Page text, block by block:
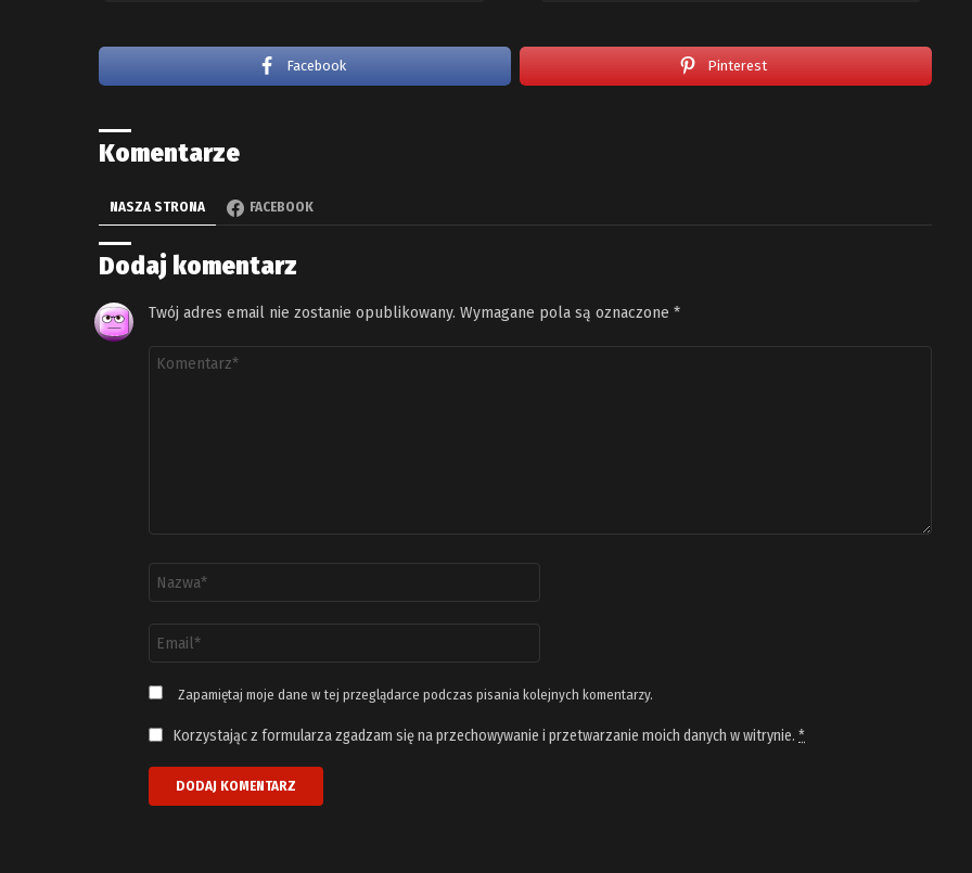
Facebook Pinterest
Komentarze
NASZA STRONA FACEBOOK
Dodaj komentarz
Twój adres email nie zostanie opublikowany. Wymagane pola są oznaczone *
Komentarz
email
*
Zapamiętaj moje dane w tej przeglądarce podczas pisania kolejnych komentarzy.
Korzystając z formularza zgadzam się na przechowywanie i przetwarzanie moich danych w witrynie. *